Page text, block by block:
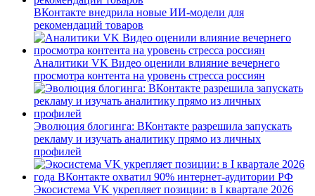
ВКонтакте внедрила новые ИИ-модели для
рекомендаций товаров
Аналитики VK Видео оценили влияние вечернего
просмотра контента на уровень стресса россиян
Эволюция блогинга: ВКонтакте разрешила запускать
рекламу и изучать аналитику прямо из личных
профилей
Экосистема VK укрепляет позиции: в I квартале 2026